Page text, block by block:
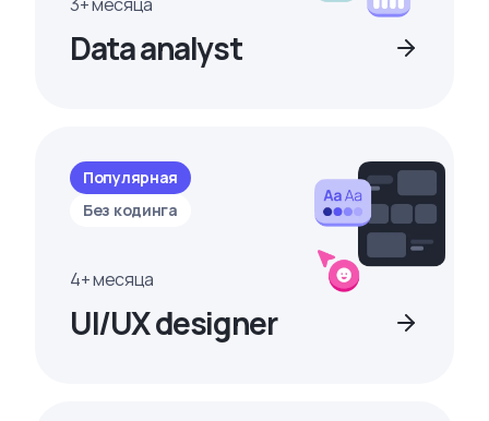
Data analyst
Популярная
Без кодинга
4+ месяца
UI/UX designer